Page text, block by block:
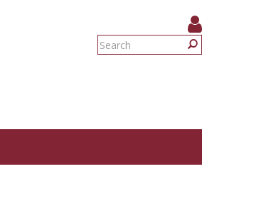
Search